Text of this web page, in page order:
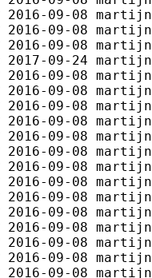
2016-09-08 martijn
2016-09-08 martijn
2016-09-08 martijn
2017-09-24 martijn
2016-09-08 martijn
2016-09-08 martijn
2016-09-08 martijn
2016-09-08 martijn
2016-09-08 martijn
2016-09-08 martijn
2016-09-08 martijn
2016-09-08 martijn
2016-09-08 martijn
2016-09-08 martijn
2016-09-08 martijn
2016-09-08 martijn
2016-09-08 martijn
2016-09-08 martijn